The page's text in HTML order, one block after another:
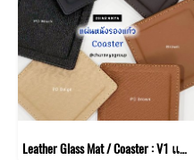
Leather Glass Mat / Coaster : V1 แผ่นหนังรองแก้วน้ำ แก้วกาแฟ แบบสี่เหลี่ยม